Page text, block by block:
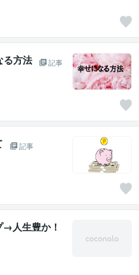
方法
記事
記事
人生豊か！